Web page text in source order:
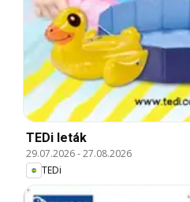
TEDi leták
29.07.2026-27.08.2026
TEDi